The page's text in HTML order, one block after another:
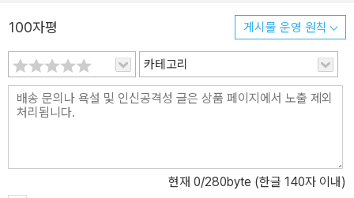
전히 자신의 이야기를 단순히 하나의 의견으로 받아들이길 당부한다.
책 전체에 걸쳐 “인생은 몇 번의 강의, 몇 권의 책으로 바뀔 만큼 시시
한 것이 아니”기 때문에 “내 안에 무엇이 있는지를 들여다보고 나의
선택을 존중하고 그 선택을 답으로 만들어가기를 바란다”라고 말한
다. 시간이 얼마나 흐르든 풍요롭고 행복한 인생을 위해서 꼭 한 번 읽
방향에만 답이 있는 것은 아니다. 답은 모든 방향에 있다. 순간순간에
100자평 게시물 운영 원칙
카테고리
현재 0/280byte (한글 140자 이내)